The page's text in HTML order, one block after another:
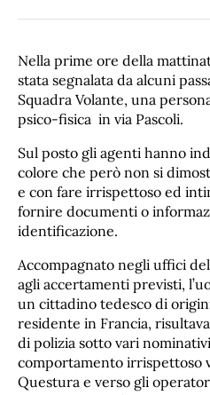
Nella prime ore della
stata segnalata da alcuni
Squadra Volante, una
psico-fisica in via Pascoli.
Sul posto gli agenti hanno
colore che però non si
e con fare irrispettoso ed
fornire documenti o
identificazione.
Accompagnato negli uffici
agli accertamenti previsti,
un cittadino tedesco di
residente in Francia,
di polizia sotto vari
comportamento irrispettoso
Questura e verso gli